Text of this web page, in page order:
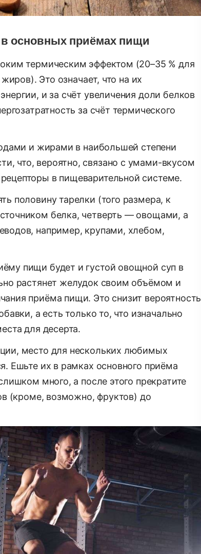
основных приёмах пищи
термическим эффектом (20–35 % для
Это означает, что на их
и за счёт увеличения доли белков
за счёт термического
и жирами в наибольшей степени
что, вероятно, связано с умами-вкусом
в пищеварительной системе.
половину тарелки (того размера, к
белка, четверть — овощами, а
например, крупами, хлебом,
пищи будет и густой овощной суп в
растянет желудок своим объёмом и
приёма пищи. Это снизит вероятность
а есть только то, что изначально
для десерта.
место для нескольких любимых
Ешьте их в рамках основного приёма
много, а после этого прекратите
(кроме, возможно, фруктов) до